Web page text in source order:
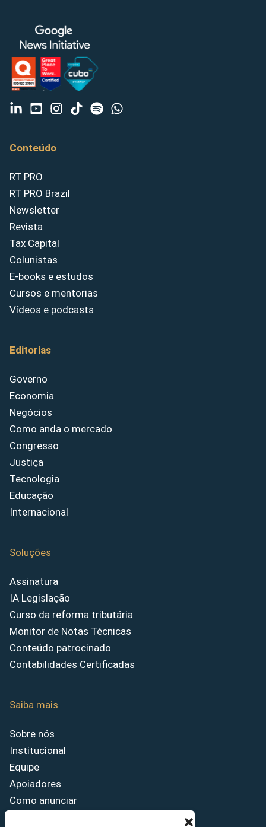
Conteúdo
RT PRO
RT PRO Brazil
Newsletter
Revista
Tax Capital
Colunistas
E-books e estudos
Cursos e mentorias
Vídeos e podcasts
Editorias
Governo
Economia
Negócios
Como anda o mercado
Congresso
Justiça
Tecnologia
Educação
Internacional
Soluções
Assinatura
IA Legislação
Curso da reforma tributária
Monitor de Notas Técnicas
Conteúdo patrocinado
Contabilidades Certificadas
Saiba mais
Sobre nós
Institucional
Equipe
Apoiadores
Como anunciar